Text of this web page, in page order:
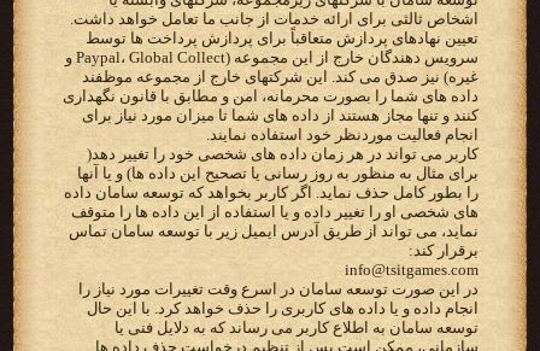
اشخاص ثالثی برای ارائه خدمات از جانب ما تعامل خواهد داشت.
تعیین نهادهای پردازش متعاقباً برای پردازش پرداخت ها توسط
سرویس دهندگان خارج از این مجموعه (Paypal، Global Collect و
غیره) نیز صدق می کند. این شرکتهای خارج از مجموعه موظفند
داده های شما را بصورت محرمانه، امن و مطابق با قانون نگهداری
کنند و تنها مجاز هستند از داده های شما تا میزان مورد نیاز برای
انجام فعالیت موردنظر خود استفاده نمایند.
کاربر می تواند در هر زمان داده های شخصی خود را تغییر دهد(
برای مثال به منظور به روز رسانی یا تصحیح این داده ها) و یا آنها
را بطور کامل حذف نماید. اگر کاربر بخواهد که توسعه سامان داده
های شخصی او را تغییر داده و یا استفاده از این داده ها را متوقف
نماید، می تواند از طریق آدرس ایمیل زیر با توسعه سامان تماس
برقرار کند:
info@tsitgames.com
در این صورت توسعه سامان در اسرع وقت تغییرات مورد نیاز را
انجام داده و یا داده های کاربری را حذف خواهد کرد. با این حال
توسعه سامان به اطلاع کاربر می رساند که به دلایل فنی یا
سازمانی، ممکن است پس از تنظیم درخواست حذف داده ها